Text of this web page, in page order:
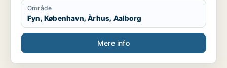
Område
Fyn, København, Århus, Aalborg
Mere info